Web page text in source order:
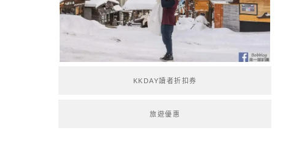
KKDAY讀者折扣券
旅遊優惠